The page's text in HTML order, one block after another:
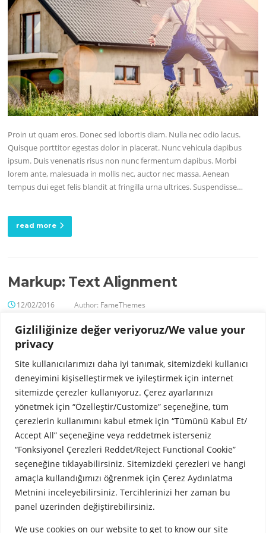
Gizliliğinize değer veriyoruz/We value your
privacy
Site kullanıcılarımızı daha iyi tanımak, sitemizdeki kullanıcı
deneyimini kişiselleştirmek ve iyileştirmek için internet
sitemizde çerezler kullanıyoruz. Çerez ayarlarınızı
yönetmek için “Özelleştir/Customize” seçeneğine, tüm
çerezlerin kullanımını kabul etmek için “Tümünü Kabul Et/
Accept All” seçeneğine veya reddetmek isterseniz
“Fonksiyonel Çerezleri Reddet/Reject Functional Cookie”
seçeneğine tıklayabilirsiniz. Sitemizdeki çerezleri ve hangi
amaçla kullandığımızı öğrenmek için Çerez Aydınlatma
Metnini inceleyebilirsiniz. Tercihlerinizi her zaman bu
panel üzerinden değiştirebilirsiniz.
We use cookies on our website to get to know our site
Proin ut quam eros. Donec sed lobortis diam. Nulla nec odio lacus.
Quisque porttitor egestas dolor in placerat. Nunc vehicula dapibus
ipsum. Duis venenatis risus non nunc fermentum dapibus. Morbi
lorem ante, malesuada in mollis nec, auctor nec massa. Aenean
tempus dui eget felis blandit at fringilla urna ultrices. Suspendisse…
read more
Markup: Text Alignment
12/02/2016 Author: FameThemes
Let them speak like you words. Let them do their jobs without any